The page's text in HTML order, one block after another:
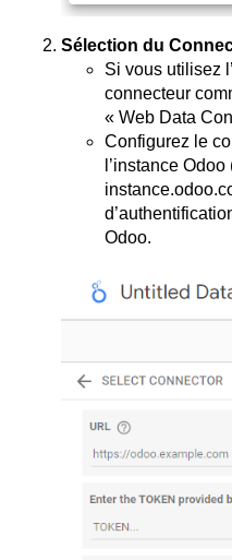
Sélection du
Si vous utilisez
connecteur
« Web Data
Configurez le
l’instance
Odoo.